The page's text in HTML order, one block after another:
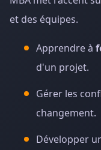
et des équipes.
Apprendre à
d'un projet.
Gérer les
changement.
Développer